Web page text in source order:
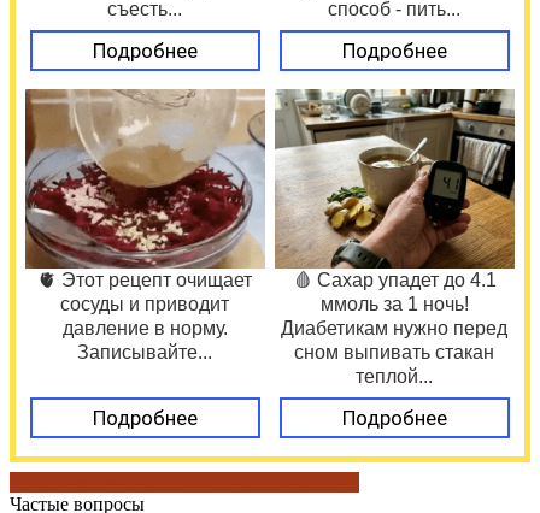
съесть...
Подробнее
способ - пить...
Подробнее
🫀 Этот рецепт очищает
сосуды и приводит
давление в норму.
Записывайте...
Подробнее
🩸 Сахар упадет до 4.1
ммоль за 1 ночь!
Диабетикам нужно перед
сном выпивать стакан
теплой...
Подробнее
Частые вопросы